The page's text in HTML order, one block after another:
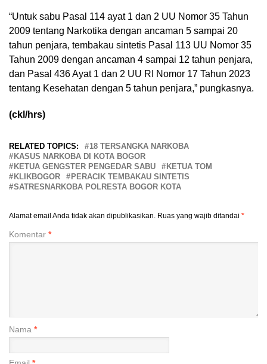
“Untuk sabu Pasal 114 ayat 1 dan 2 UU Nomor 35 Tahun
2009 tentang Narkotika dengan ancaman 5 sampai 20
tahun penjara, tembakau sintetis Pasal 113 UU Nomor 35
Tahun 2009 dengan ancaman 4 sampai 12 tahun penjara,
dan Pasal 436 Ayat 1 dan 2 UU RI Nomor 17 Tahun 2023
tentang Kesehatan dengan 5 tahun penjara,” pungkasnya.
(ckl/hrs)
RELATED TOPICS:
18 TERSANGKA NARKOBA
KASUS NARKOBA DI KOTA BOGOR
KETUA GENGSTER PENGEDAR SABU
KETUA TOM
KLIKBOGOR
PERACIK TEMBAKAU SINTETIS
SATRESNARKOBA POLRESTA BOGOR KOTA
Alamat email Anda tidak akan dipublikasikan. Ruas yang wajib ditandai *
Komentar *
Nama *